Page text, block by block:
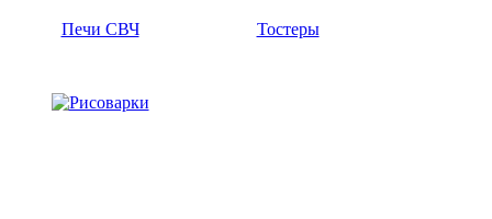
Печи СВЧ Тостеры